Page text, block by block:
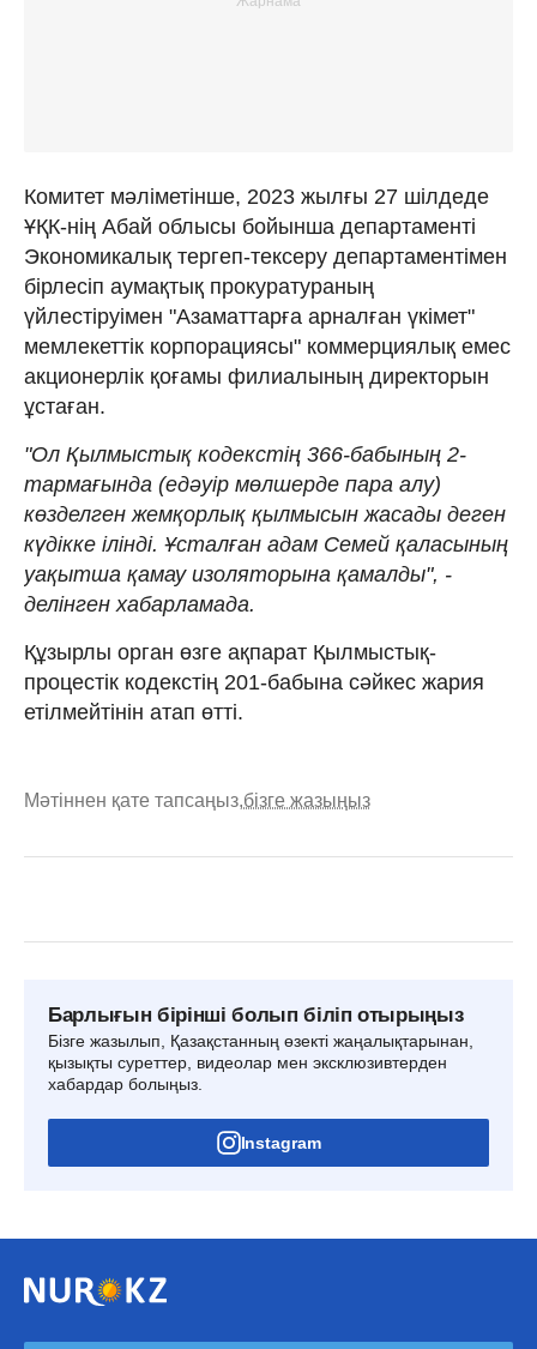
Комитет мәліметінше, 2023 жылғы 27 шілдеде
ҰҚК-нің Абай облысы бойынша департаменті
Экономикалық тергеп-тексеру департаментімен
бірлесіп аумақтық прокуратураның
үйлестіруімен "Азаматтарға арналған үкімет"
мемлекеттік корпорациясы" коммерциялық емес
акционерлік қоғамы филиалының директорын
ұстаған.
"Ол Қылмыстық кодекстің 366-бабының 2-
тармағында (едәуір мөлшерде пара алу)
көзделген жемқорлық қылмысын жасады деген
күдікке ілінді. Ұсталған адам Семей қаласының
уақытша қамау изоляторына қамалды", -
делінген хабарламада.
Құзырлы орган өзге ақпарат Қылмыстық-
процестік кодекстің 201-бабына сәйкес жария
етілмейтінін атап өтті.
Мәтіннен қате тапсаңыз,бізге жазыңыз
Барлығын бірінші болып біліп отырыңыз
Бізге жазылып, Қазақстанның өзекті жаңалықтарынан,
қызықты суреттер, видеолар мен эксклюзивтерден
хабардар болыңыз.
Instagram